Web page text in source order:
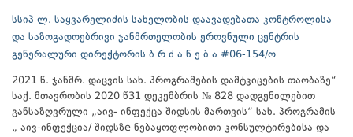
სსიპ ლ. საყვარელიძის სახელობის დაავადებათა კონტროლისა
და საზოგადოებრივი ჯანმრთელობის ეროვნული ცენტრის
გენერალური დირექტორის ბ რ ძ ა ნ ე ბ ა #06-154/ო
2021 წ. ჯანმრ. დაცვის სახ. პროგრამების დამტკიცების თაობაზე“
საქ. მთავრობის 2020 წ31 დეკემბრის № 828 დადგენილებით
განსაზღვრული „აივ- ინფექცა შიდსის მართვის“ სახ. პროგრამის
„ აივ-ინფექცია/ შიდსზe ნებაყოფლობითი კონსულტირებისა და